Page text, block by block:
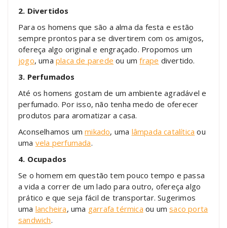
2. Divertidos
Para os homens que são a alma da festa e estão
sempre prontos para se divertirem com os amigos,
ofereça algo original e engraçado. Propomos um
jogo, umaplaca de parede ou umfrape divertido.
3. Perfumados
Até os homens gostam de um ambiente agradável e
perfumado. Por isso, não tenha medo de oferecer
produtos para aromatizar a casa.
Aconselhamos ummikado, uma lâmpada catalítica ou
uma vela perfumada.
4. Ocupados
Se o homem em questão tem pouco tempo e passa
a vida a correr de um lado para outro, ofereça algo
prático e que seja fácil de transportar. Sugerimos
uma lancheira, uma garrafa térmica ou umsaco porta
sandwich.